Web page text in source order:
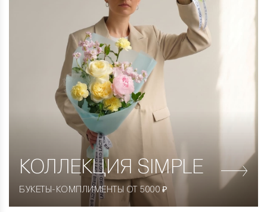
КОЛЛЕКЦИЯ SIMPLE
БУКЕТЫ-КОМПЛИМЕНТЫ ОТ 5000 ₽